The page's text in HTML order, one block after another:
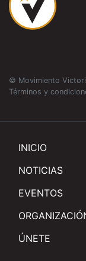
© Movimiento
Términos y
INICIO
NOTICIAS
EVENTOS
ÚNETE